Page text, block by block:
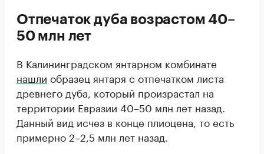
Отпечаток дуба возрастом 40–
50 млн лет
В Калининградском янтарном комбинате
нашли образец янтаря с отпечатком листа
древнего дуба, который произрастал на
территории Евразии 40–50 млн лет назад.
Данный вид исчез в конце плиоцена, то есть
примерно 2–2,5 млн лет назад.